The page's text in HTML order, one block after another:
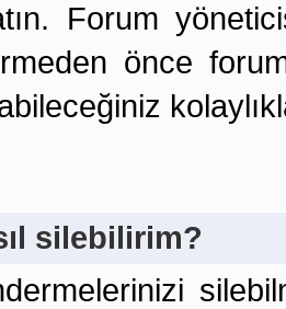
Forum
önce
silebilirim?